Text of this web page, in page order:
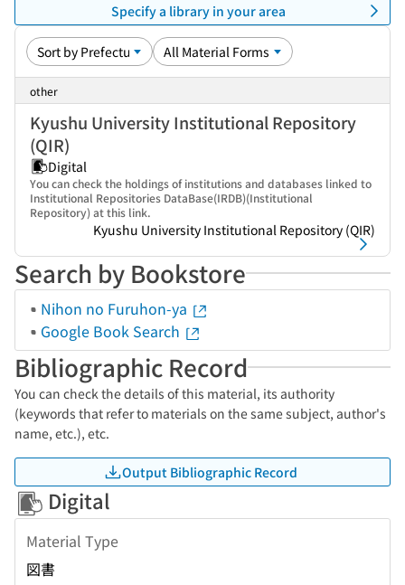
Specify a library in your area
other
Kyushu University Institutional Repository
(QIR)
Digital
You can check the holdings of institutions and databases linked to
Institutional Repositories DataBase(IRDB)(Institutional
Repository) at this link.
Kyushu University Institutional Repository (QIR)
Search by Bookstore
Nihon no Furuhon-ya
Google Book Search
Bibliographic Record
You can check the details of this material, its authority
(keywords that refer to materials on the same subject, author's
name, etc.), etc.
Output Bibliographic Record
Digital
Material Type
図書